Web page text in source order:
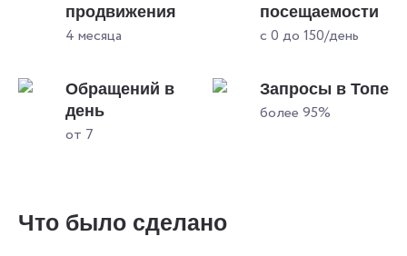
продвижения
4 месяца
посещаемости
с 0 до 150/день
Обращений в
день
от 7
Запросы в Топе
более 95%
Что было сделано